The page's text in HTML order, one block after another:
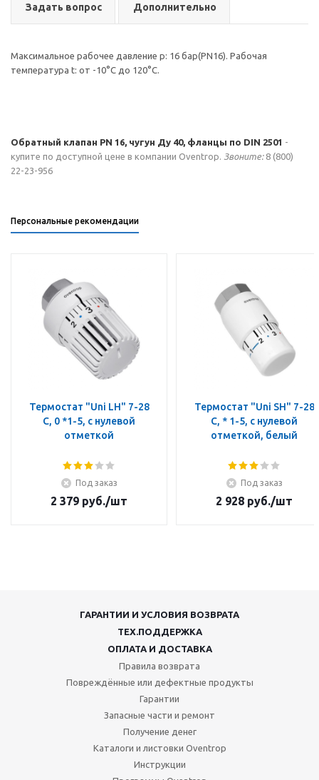
Задать вопрос Дополнительно
Максимальное рабочее давление р: 16 бар(PN16). Рабочая
температура t: от -10°С до 120°С.
Обратный клапан PN 16, чугун Ду 40, фланцы по DIN 2501 -
купите по доступной цене в компании Oventrop. Звоните:8 (800)
22-23-956
Персональные рекомендации
Термостат "Uni LH" 7-28
C, 0 *1-5, с нулевой
отметкой
Под заказ
2 379 руб./шт
Термостат "Uni SH" 7-28
C, * 1-5, с нулевой
отметкой, белый
Под заказ
2 928 руб./шт
ГАРАНТИИ И УСЛОВИЯ ВОЗВРАТА
ТЕХ.ПОДДЕРЖКА
ОПЛАТА И ДОСТАВКА
Правила возврата
Повреждённые или дефектные продукты
Гарантии
Запасные части и ремонт
Получение денег
Каталоги и листовки Oventrop
Инструкции